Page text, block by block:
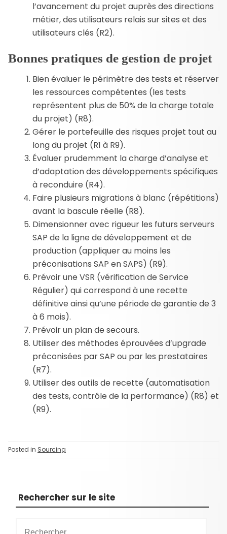
l’avancement du projet auprès des directions
métier, des utilisateurs relais sur sites et des
utilisateurs clés (R2).
Bonnes pratiques de gestion de projet
Bien évaluer le périmètre des tests et réserver
les ressources compétentes (les tests
représentent plus de 50% de la charge totale
du projet) (R8).
Gérer le portefeuille des risques projet tout au
long du projet (R1 à R9).
Évaluer prudemment la charge d’analyse et
d’adaptation des développements spécifiques
à reconduire (R4).
Faire plusieurs migrations à blanc (répétitions)
avant la bascule réelle (R8).
Dimensionner avec rigueur les futurs serveurs
SAP de la ligne de développement et de
production (appliquer au moins les
préconisations SAP en SAPS) (R9).
Prévoir une VSR (vérification de Service
Régulier) qui correspond à une recette
définitive ainsi qu’une période de garantie de 3
à 6 mois).
Prévoir un plan de secours.
Utiliser des méthodes éprouvées d’upgrade
préconisées par SAP ou par les prestataires
(R7).
Utiliser des outils de recette (automatisation
des tests, contrôle de la performance) (R8) et
(R9).
Posted in Sourcing
Rechercher sur le site